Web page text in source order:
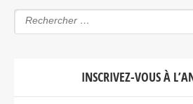
INSCRIVEZ-VOUS À